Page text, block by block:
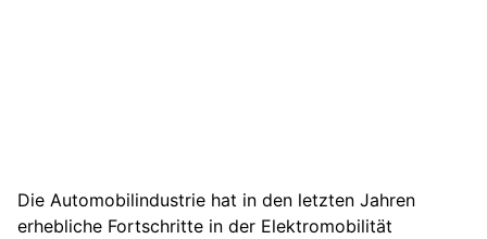
Die Automobilindustrie hat in den letzten Jahren
erhebliche Fortschritte in der Elektromobilität